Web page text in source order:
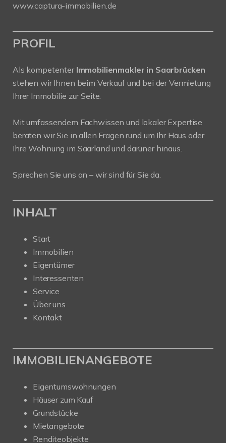
www.captura-immobilien.de
PROFIL
Als kompetenter Immobilienmakler in Saarbrücken
stehen wir Ihnen beim Verkauf und bei der Vermietung
Ihrer Immobilie zur Seite.
Mit umfassendem Fachwissen und lokaler Expertise
beraten wir Sie in allen Fragen rund um Ihr Haus oder
Ihre Wohnung im Saarland und darüner hinaus.
Sprechen Sie uns an – wir sind für Sie da.
INHALT
Start
Immobilien
Eigentümer
Interessenten
Service
Über uns
Kontakt
IMMOBILIENANGEBOTE
Eigentumswohnungen
Häuser zum Kauf
Grundstücke
Mietangebote
Renditeobjekte